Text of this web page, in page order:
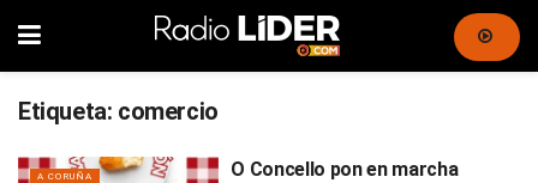
Etiqueta: comercio
A CORUÑA
O Concello pon en marcha